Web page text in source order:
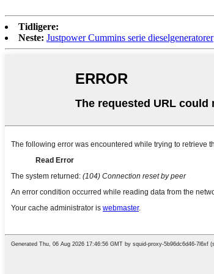
Tidligere:
Neste: Justpower Cummins serie dieselgeneratorer